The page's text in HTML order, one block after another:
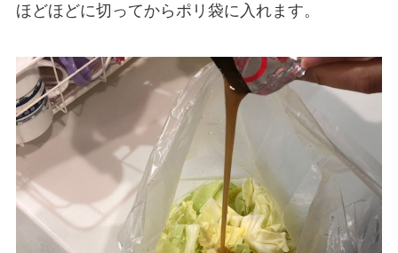
ほどほどに切ってからポリ袋に入れます。